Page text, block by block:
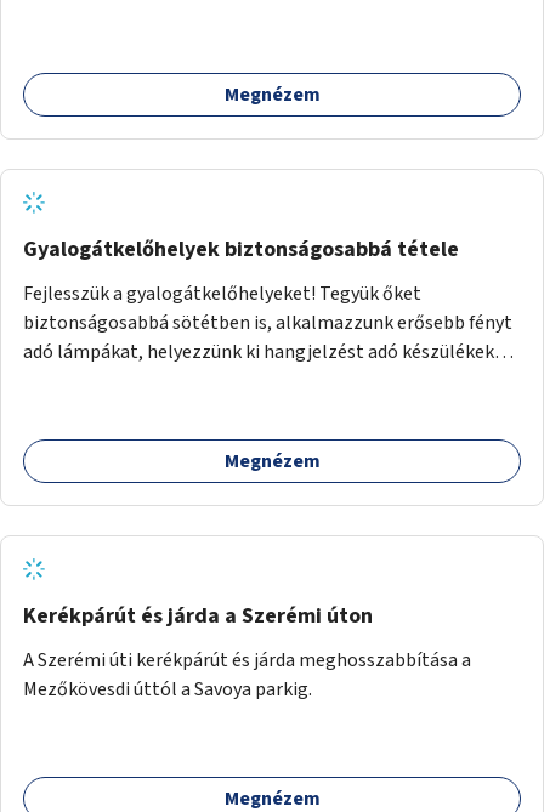
Megnézem
Gyalogátkelőhelyek biztonságosabbá tétele
Fejlesszük a gyalogátkelőhelyeket! Tegyük őket
biztonságosabbá sötétben is, alkalmazzunk erősebb fényt
adó lámpákat, helyezzünk ki hangjelzést adó készülékeket
Megnézem
Kerékpárút és járda a Szerémi úton
A Szerémi úti kerékpárút és járda meghosszabbítása a
Mezőkövesdi úttól a Savoya parkig.
Megnézem